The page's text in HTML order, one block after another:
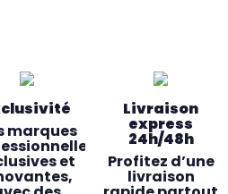
marques
et
Livraison
express
24h/48h
Profitez d’une
livraison